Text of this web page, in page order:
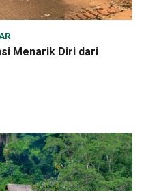
Menarik Diri dari